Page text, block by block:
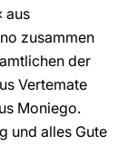
aus
zusammen
der
Vertemate
Moniego.
und alles Gute